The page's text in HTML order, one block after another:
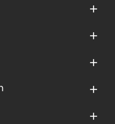




